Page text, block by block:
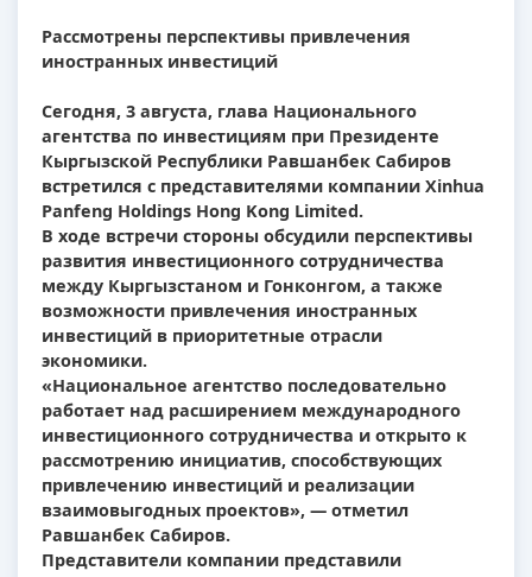
Рассмотрены перспективы привлечения
иностранных инвестиций
Сегодня, 3 августа, глава Национального
агентства по инвестициям при Президенте
Кыргызской Республики Равшанбек Сабиров
встретился с представителями компании Xinhua
Panfeng Holdings Hong Kong Limited.
В ходе встречи стороны обсудили перспективы
развития инвестиционного сотрудничества
между Кыргызстаном и Гонконгом, а также
возможности привлечения иностранных
инвестиций в приоритетные отрасли
экономики.
«Национальное агентство последовательно
работает над расширением международного
инвестиционного сотрудничества и открыто к
рассмотрению инициатив, способствующих
привлечению инвестиций и реализации
взаимовыгодных проектов», — отметил
Равшанбек Сабиров.
Представители компании представили